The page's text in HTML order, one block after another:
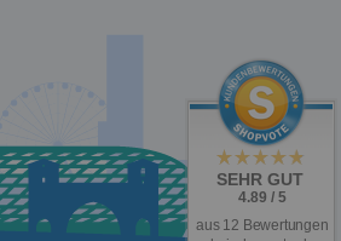
SEHR GUT
4.89 / 5
aus 12 Bewertungen